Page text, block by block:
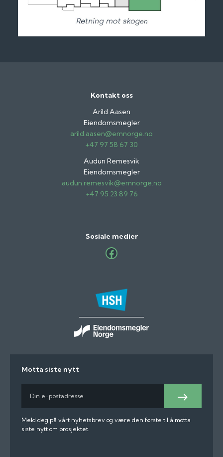
Kontakt oss
Arild Aasen
Eiendomsmegler
arild.aasen@emnorge.no
+47 97 58 67 30
Audun Remesvik
Eiendomsmegler
audun.remesvik@emnorge.no
+47 95 23 89 76
Sosiale medier
Facebook
Motta siste nytt
post
Meld deg på vårt nyhetsbrev og være den første til å motta
siste nytt om prosjektet.